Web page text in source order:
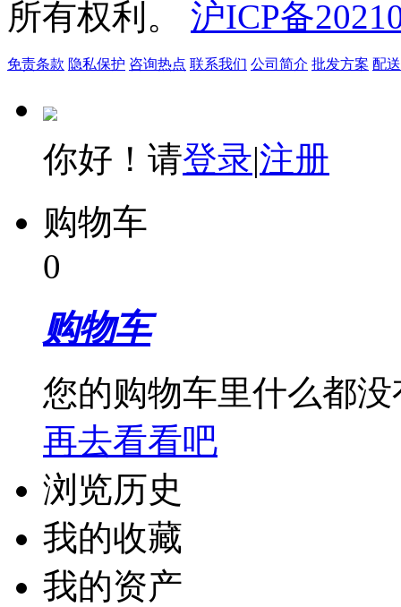
所有权利。 沪ICP备
免责条款 隐私保护 咨询热点 联系我们 公司简介 批发方案 配
你好！请登录|注册
购物车
0
购物车
您的购物车里什么都没
再去看看吧
浏览历史
我的收藏
我的资产